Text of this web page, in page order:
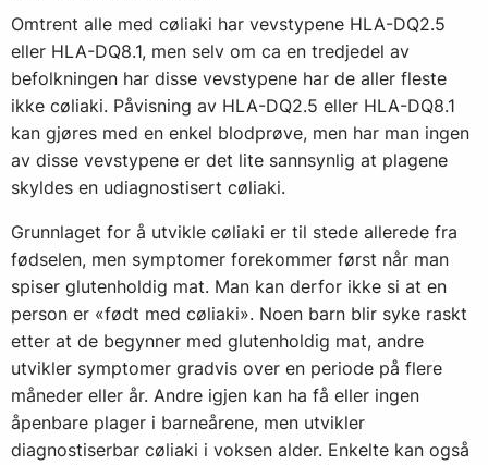
Omtrent alle med cøliaki har vevstypene HLA-DQ2.5
eller HLA-DQ8.1, men selv om ca en tredjedel av
befolkningen har disse vevstypene har de aller fleste
ikke cøliaki. Påvisning av HLA-DQ2.5 eller HLA-DQ8.1
kan gjøres med en enkel blodprøve, men har man ingen
av disse vevstypene er det lite sannsynlig at plagene
skyldes en udiagnostisert cøliaki.
Grunnlaget for å utvikle cøliaki er til stede allerede fra
fødselen, men symptomer forekommer først når man
spiser glutenholdig mat. Man kan derfor ikke si at en
person er «født med cøliaki». Noen barn blir syke raskt
etter at de begynner med glutenholdig mat, andre
utvikler symptomer gradvis over en periode på flere
måneder eller år. Andre igjen kan ha få eller ingen
åpenbare plager i barneårene, men utvikler
diagnostiserbar cøliaki i voksen alder. Enkelte kan også